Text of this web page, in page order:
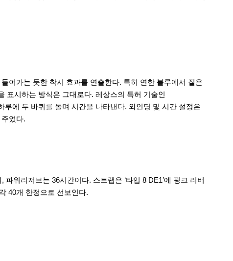
어가는 듯한 착시 효과를 연출한다. 특히 연한 블루에서 짙은
표시하는 방식은 그대로다. 레상스의 특허 기술인
에 두 바퀴를 돌며 시간을 나타낸다. 와인딩 및 시간 설정은
었다.
워리저브는 36시간이다. 스트랩은 ‘타입 8 DE1’에 핑크 러버
40개 한정으로 선보인다.